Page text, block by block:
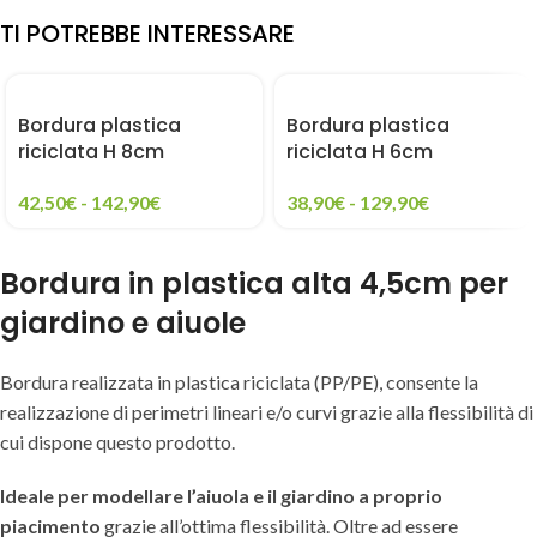
TI POTREBBE INTERESSARE
Bordura plastica
riciclata H 8cm
42,50€ - 142,90€
Bordura plastica
riciclata H 6cm
38,90€ - 129,90€
Bordura in plastica alta 4,5cm per
giardino e aiuole
Bordura realizzata in plastica riciclata (PP/PE), consente la
realizzazione di perimetri lineari e/o curvi grazie alla flessibilità di
cui dispone questo prodotto.
Ideale per modellare l’aiuola e il giardino a proprio
piacimento grazie all’ottima flessibilità. Oltre ad essere